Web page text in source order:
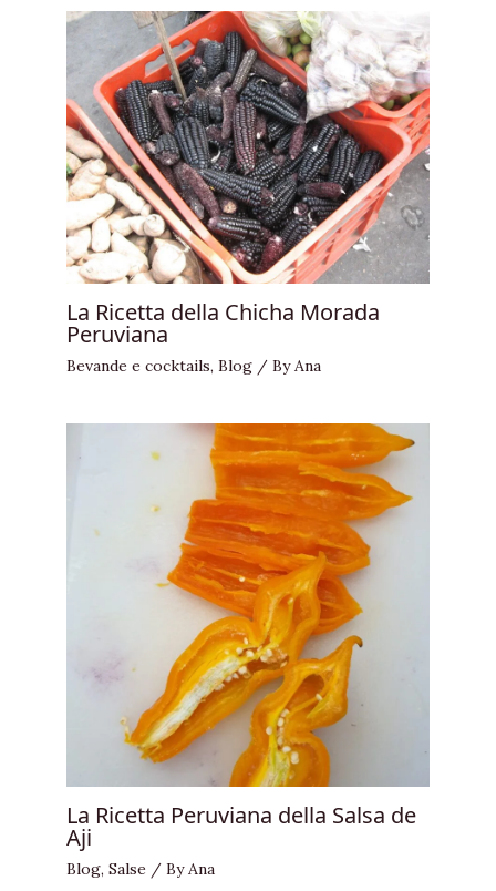
La Ricetta della Chicha Morada
Peruviana
Bevande e cocktails, Blog / ByAna
La Ricetta Peruviana della Salsa de
Aji
Blog, Salse / ByAna